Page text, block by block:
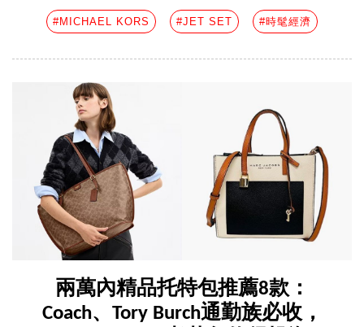
#MICHAEL KORS #JET SET #時髦經濟
兩萬內精品托特包推薦8款：
Coach、Tory Burch通勤族必收，